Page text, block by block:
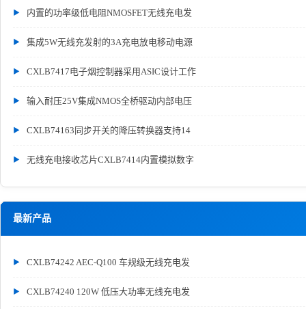
内置的功率级低电阻NMOSFET无线充电发
集成5W无线充发射的3A充电放电移动电源
CXLB7417电子烟控制器采用ASIC设计工作
输入耐压25V集成NMOS全桥驱动内部电压
CXLB74163同步开关的降压转换器支持14
无线充电接收芯片CXLB7414内置模拟数字
最新产品
CXLB74242 AEC-Q100 车规级无线充电发
CXLB74240 120W 低压大功率无线充电发